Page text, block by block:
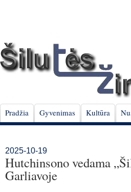
Pradžia Gyvenimas Kultūra
2025-10-19
Hutchinsono vedama
Garliavoje